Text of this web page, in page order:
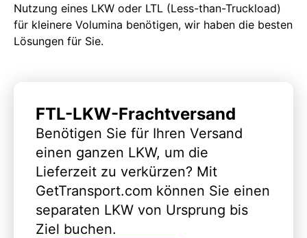
Nutzung eines LKW oder LTL (Less-than-Truckload)
für kleinere Volumina benötigen, wir haben die besten
Lösungen für Sie.
FTL-LKW-Frachtversand
Benötigen Sie für Ihren Versand
einen ganzen LKW, um die
Lieferzeit zu verkürzen? Mit
GetTransport.com können Sie einen
separaten LKW von Ursprung bis
Ziel buchen.